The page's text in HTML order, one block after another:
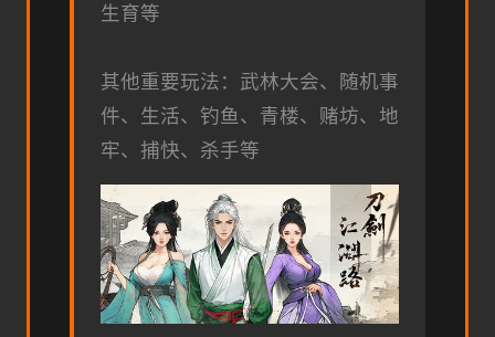
生育等
其他重要玩法：武林大会、随机事
件、生活、钓鱼、青楼、赌坊、地
牢、捕快、杀手等